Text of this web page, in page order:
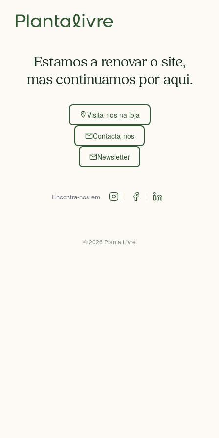
Estamos a renovar o site,
mas continuamos por aqui.
Visita-nos na loja
Contacta-nos
Newsletter
Encontra-nos em
©2026 Planta Livre